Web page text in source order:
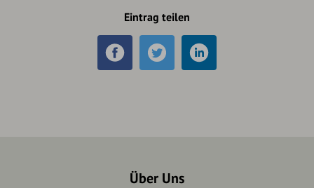
Eintrag teilen
Über Uns